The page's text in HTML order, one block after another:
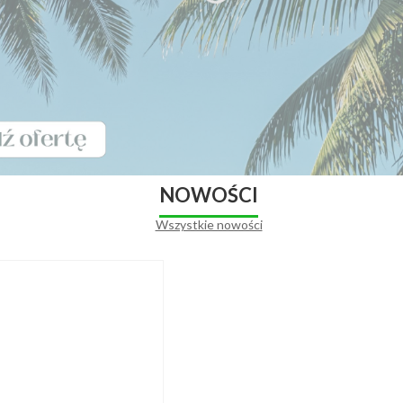
NOWOŚCI
Wszystkie nowości